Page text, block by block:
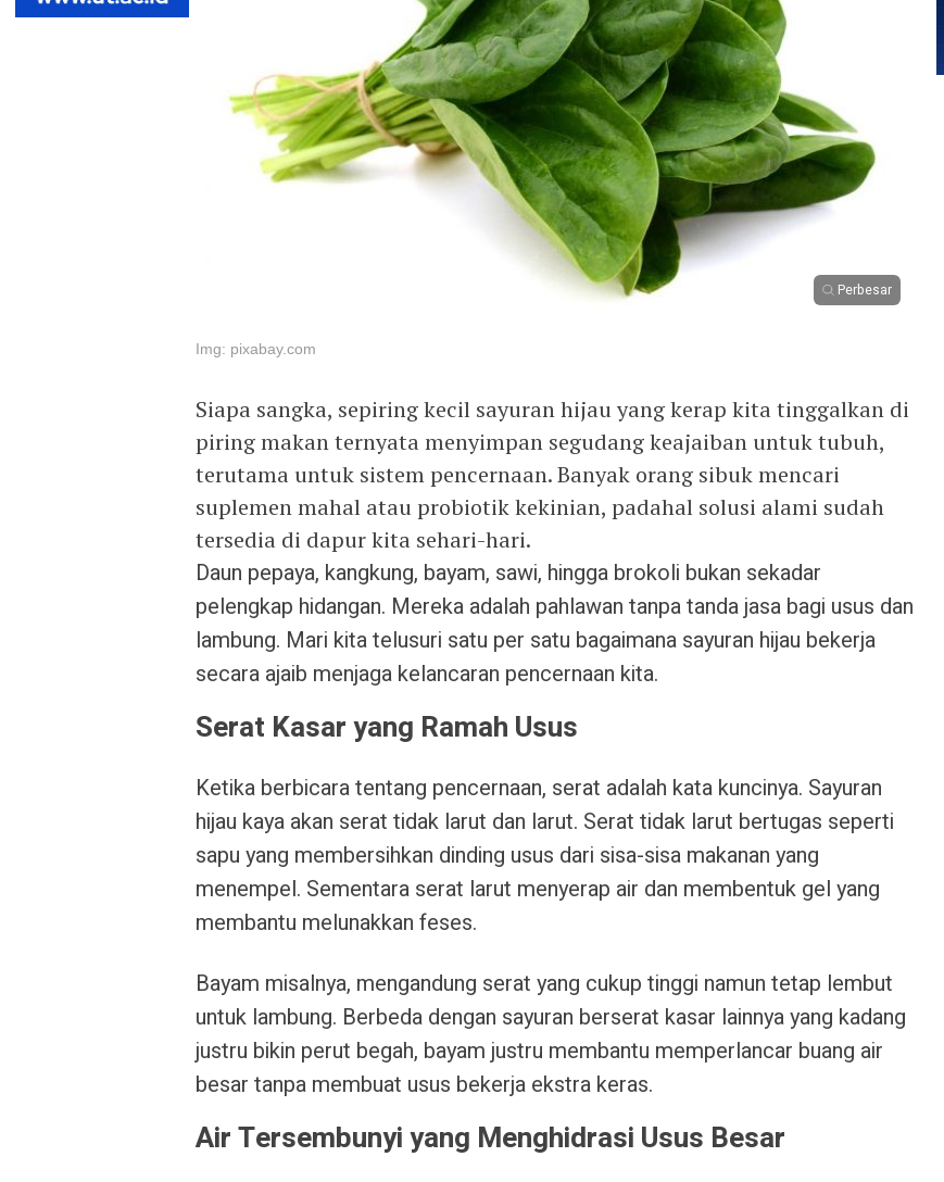
Perbesar
Img: pixabay.com
Siapa sangka, sepiring kecil sayuran hijau yang kerap kita tinggalkan di
piring makan ternyata menyimpan segudang keajaiban untuk tubuh,
terutama untuk sistem pencernaan. Banyak orang sibuk mencari
suplemen mahal atau probiotik kekinian, padahal solusi alami sudah
tersedia di dapur kita sehari-hari.
Daun pepaya, kangkung, bayam, sawi, hingga brokoli bukan sekadar
pelengkap hidangan. Mereka adalah pahlawan tanpa tanda jasa bagi usus dan
lambung. Mari kita telusuri satu per satu bagaimana sayuran hijau bekerja
secara ajaib menjaga kelancaran pencernaan kita.
Serat Kasar yang Ramah Usus
Ketika berbicara tentang pencernaan, serat adalah kata kuncinya. Sayuran
hijau kaya akan serat tidak larut dan larut. Serat tidak larut bertugas seperti
sapu yang membersihkan dinding usus dari sisa-sisa makanan yang
menempel. Sementara serat larut menyerap air dan membentuk gel yang
membantu melunakkan feses.
Bayam misalnya, mengandung serat yang cukup tinggi namun tetap lembut
untuk lambung. Berbeda dengan sayuran berserat kasar lainnya yang kadang
justru bikin perut begah, bayam justru membantu memperlancar buang air
besar tanpa membuat usus bekerja ekstra keras.
Air Tersembunyi yang Menghidrasi Usus Besar